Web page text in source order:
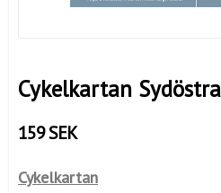
Cykelkartan
159 SEK
Cykelkartan